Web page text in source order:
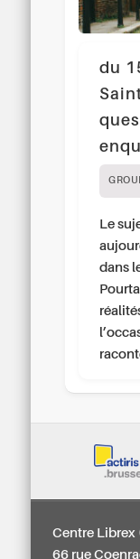
du
Le
dans
Centre Librex
66 rue